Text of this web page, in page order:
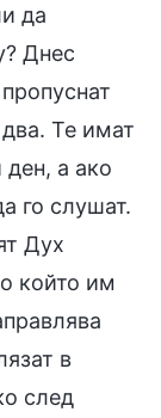
да
Днес
Те имат
а ако
го слушат.
Дух
който им
в
след